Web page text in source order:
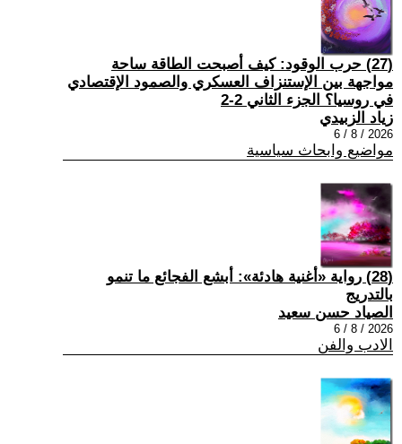
(27) حرب الوقود: كيف أصبحت الطاقة ساحة
مواجهة بين الإستنزاف العسكري والصمود الإقتصادي
في روسيا؟ الجزء الثاني 2-2
زياد الزبيدي
2026 / 8 / 6
مواضيع وابحاث سياسية
(28) رواية «أغنية هادئة»: أبشع الفجائع ما تنمو
بالتدريج
الصياد حسن سعيد
2026 / 8 / 6
الادب والفن